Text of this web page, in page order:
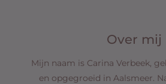
Over mij
Mijn naam is Carina Verbeek,
en opgegroeid in Aalsmeer.